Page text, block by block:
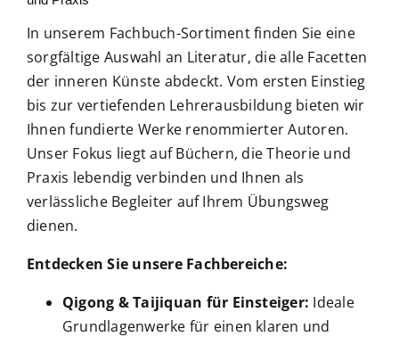
Fachbücher
Poster, Karten, Medien
Sonstiges
Abo
In unserem Fachbuch-Sortiment finden Sie eine
sorgfältige Auswahl an Literatur, die alle Facetten
der inneren Künste abdeckt. Vom ersten Einstieg
bis zur vertiefenden Lehrerausbildung bieten wir
Ihnen fundierte Werke renommierter Autoren.
Unser Fokus liegt auf Büchern, die Theorie und
Praxis lebendig verbinden und Ihnen als
verlässliche Begleiter auf Ihrem Übungsweg
dienen.
Entdecken Sie unsere Fachbereiche:
Qigong & Taijiquan für Einsteiger: Ideale
Grundlagenwerke für einen klaren und